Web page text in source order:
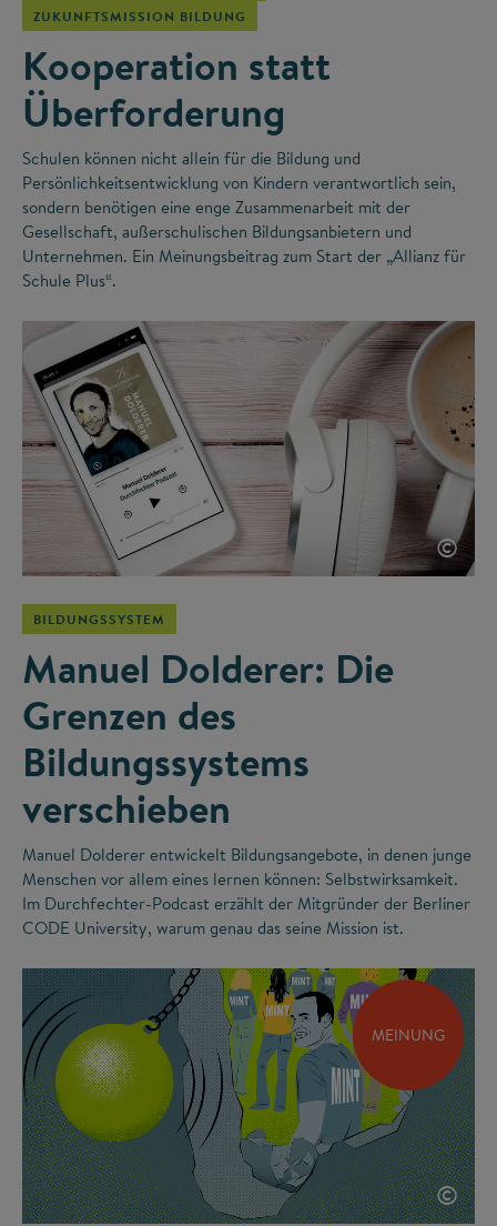
ZUKUNFTSMISSION BILDUNG
Kooperation statt
Überforderung
Schulen können nicht allein für die Bildung und
Persönlichkeitsentwicklung von Kindern verantwortlich sein,
sondern benötigen eine enge Zusammenarbeit mit der
Gesellschaft, außerschulischen Bildungsanbietern und
Unternehmen. Ein Meinungsbeitrag zum Start der „Allianz für
Schule Plus“.
©
BILDUNGSSYSTEM
Manuel Dolderer: Die
Grenzen des
Bildungssystems
verschieben
Manuel Dolderer entwickelt Bildungsangebote, in denen junge
Menschen vor allem eines lernen können: Selbstwirksamkeit.
Im Durchfechter-Podcast erzählt der Mitgründer der Berliner
CODE University, warum genau das seine Mission ist.
MEINUNG
©